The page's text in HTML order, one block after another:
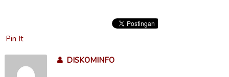
Pin It
DISKOMINFO